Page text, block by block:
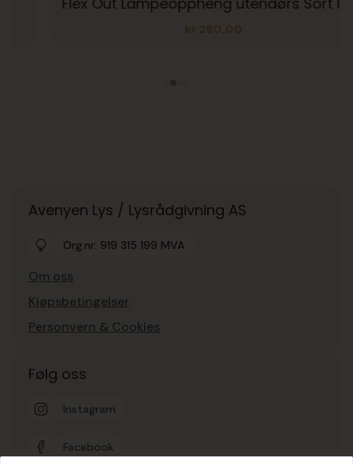
280,00
Avenyen Lys / Lysrådgivning AS
Org.nr: 919 315 199 MVA
Om oss
Kjøpsbetingelser
Personvern & Cookies
Følg oss
Instagram
Facebook